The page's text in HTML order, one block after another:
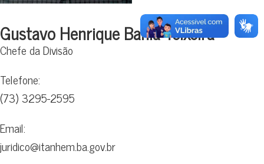
Gustavo Henrique Bahia Teixeira
Chefe da Divisão
Telefone:
(73) 3295-2595
Email:
juridico@itanhem.ba.gov.br